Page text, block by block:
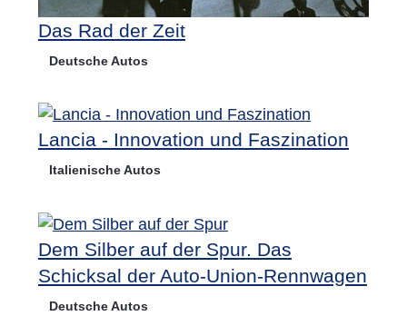
Das Rad der Zeit
Deutsche Autos
Lancia - Innovation und Faszination
Italienische Autos
Dem Silber auf der Spur. Das
Schicksal der Auto-Union-Rennwagen
Deutsche Autos